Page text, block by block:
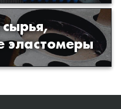
эластомеры
производства
из полиуретана